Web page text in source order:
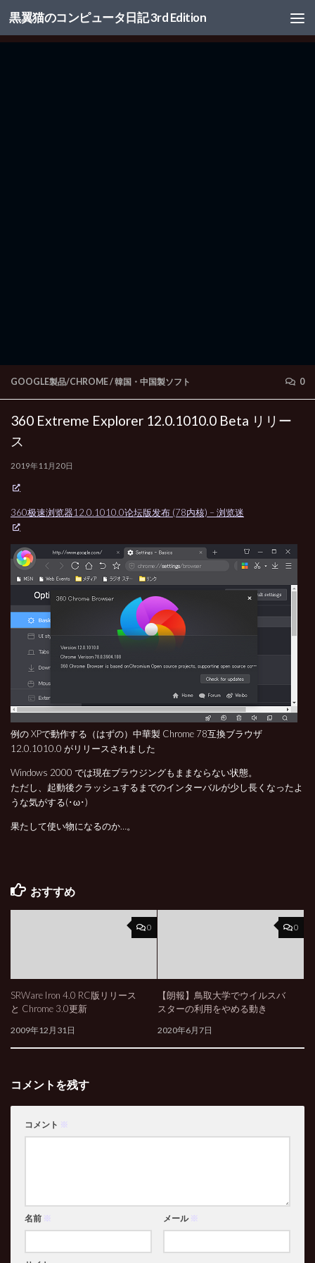
コンテンツへスキップ
黒翼猫のコンピュータ日記 3rd Edition
GOOGLE製品/CHROME/韓国・中国製ソフト 0
360 Extreme Explorer 12.0.1010.0 Beta リリー
ス
2019年11月20日
360极速浏览器12.0.1010.0论坛版发布 (78内核) – 浏览迷
例の XPで動作する（はずの）中華製 Chrome 78互換ブラウザ
12.0.1010.0 がリリースされました
Windows 2000 では現在ブラウジングもままならない状態。
ただし、起動後クラッシュするまでのインターバルが少し長くなったよ
うな気がする(･ω･)
果たして使い物になるのか…。
おすすめ
0
SRWare Iron 4.0 RC版リリース
と Chrome 3.0更新
2009年12月31日
0
【朗報】鳥取大学でウイルスバ
スターの利用をやめる動き
2020年6月7日
コメントを残す
コメント ※
名前 ※ メール ※